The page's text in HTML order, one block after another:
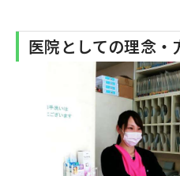
医院としての理念・